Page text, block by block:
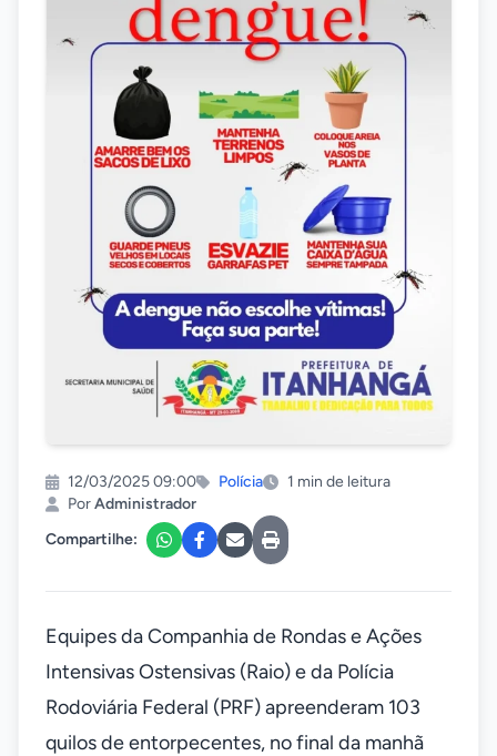
12/03/2025 09:00 Polícia
1 min de leitura
PorAdministrador
Compartilhe:
Equipes da Companhia de Rondas e Ações
Intensivas Ostensivas (Raio) e da Polícia
Rodoviária Federal (PRF) apreenderam 103
quilos de entorpecentes, no final da manhã